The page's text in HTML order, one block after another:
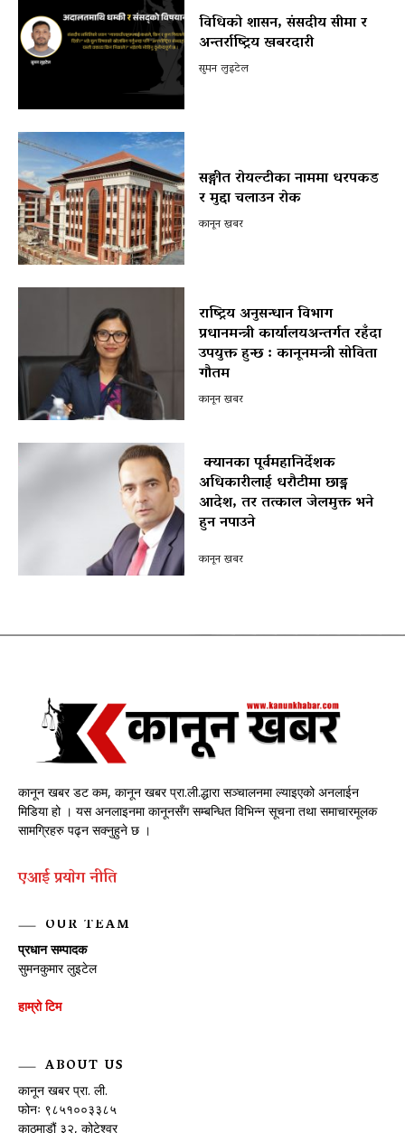
विधिको शासन, संसदीय सीमा र
अन्तर्राष्ट्रिय खबरदारी
सुमन लुइटेल
सङ्गीत रोयल्टीका नाममा धरपकड
र मुद्दा चलाउन रोक
कानून खबर
राष्ट्रिय अनुसन्धान विभाग
प्रधानमन्त्री कार्यालयअन्तर्गत रहँदा
उपयुक्त हुन्छ : कानूनमन्त्री सोविता
गौतम
कानून खबर
क्यानका पूर्वमहानिर्देशक
अधिकारीलाई धरौटीमा छाड्न
आदेश, तर तत्काल जेलमुक्त भने
हुन नपाउने
कानून खबर
कानून खबर डट कम, कानून खबर प्रा.ली.द्धारा सञ्चालनमा ल्याइएको अनलाईन
मिडिया हो । यस अनलाइनमा कानूनसँग सम्बन्धित विभिन्न सूचना तथा समाचारमूलक
सामग्रिहरु पढ्न सक्नुहुने छ ।
एआई प्रयाेग नीति
OUR TEAM
प्रधान सम्पादक
सुमनकुमार लुइटेल
हाम्रो टिम
ABOUT US
कानून खबर प्रा. ली.
फोनः ९८५१००३३८५
काठमाडौं ३२, कोटेश्वर